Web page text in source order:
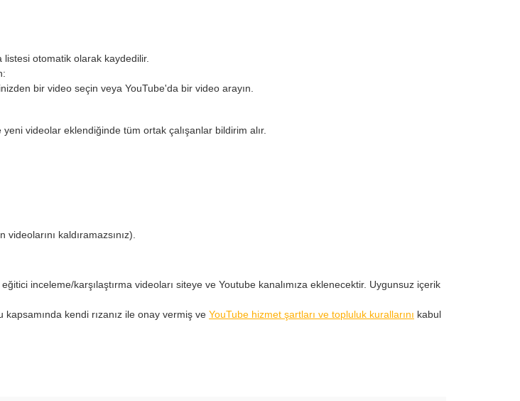
otomatik olarak kaydedilir.
bir video seçin veya YouTube'da bir video arayın.
videolar eklendiğinde tüm ortak çalışanlar bildirim alır.
kaldıramazsınız).
inceleme/karşılaştırma videoları siteye ve Youtube kanalımıza eklenecektir. Uygunsuz içerik
kendi rızanız ile onay vermiş ve YouTube hizmet şartları ve topluluk kurallarını kabul